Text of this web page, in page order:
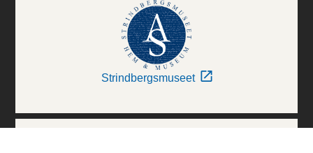
Strindbergsmuseet